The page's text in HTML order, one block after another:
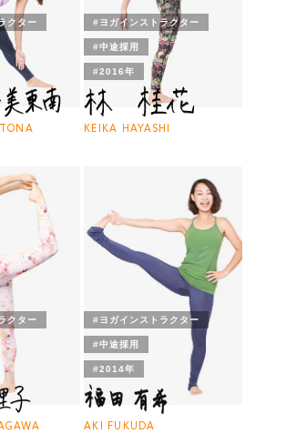
クター
KEIKA HAYASHI
#ヨガインストラクター
#中途採用
#2016年
クター
AKI FUKUDA
#ヨガインストラクター
#中途採用
#2014年